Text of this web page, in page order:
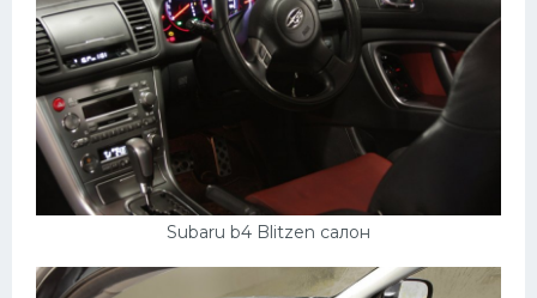
Subaru b4 Blitzen салон